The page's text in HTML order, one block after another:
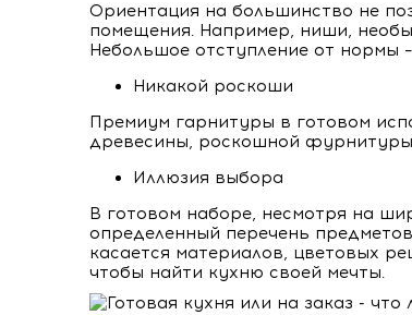
Ориентация на большинство не
помещения. Например, ниши,
Небольшое отступление от нормы
Никакой роскоши
Премиум гарнитуры в готовом
древесины, роскошной фурнитуры
Иллюзия выбора
В готовом наборе, несмотря на
определенный перечень
касается материалов, цветовых
чтобы найти кухню своей мечты.